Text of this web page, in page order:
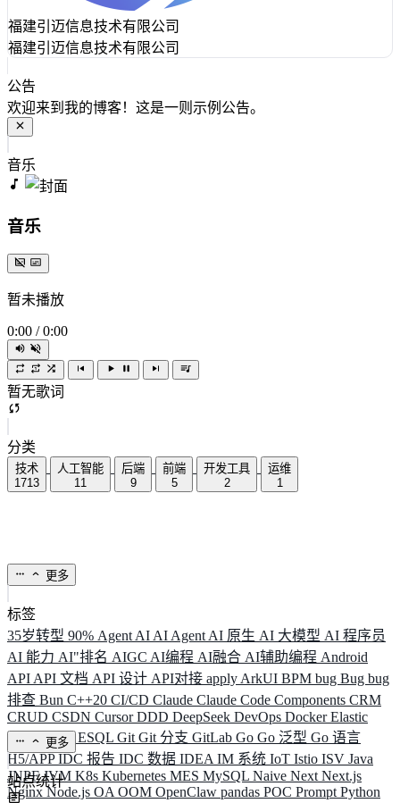
福建引迈信息技术有限公司
福建引迈信息技术有限公司
公告
欢迎来到我的博客！这是一则示例公告。
音乐
音乐
暂未播放
0:00 / 0:00
暂无歌词
分类
技术
1713
人工智能
11
后端
9
前端
5
开发工具
2
运维
1
更多
标签
35岁转型 90% Agent AI AI Agent AI 原生 AI 大模型 AI 程序员
AI 能力 AI"排名 AIGC AI编程 AI融合 AI辅助编程 Android
API API 文档 API 设计 API对接 apply ArkUI BPM bug Bug bug
排查 Bun C++20 CI/CD Claude Claude Code Components CRM
CRUD CSDN CursorDDD DeepSeek DevOps DockerElastic
ELK ElysiaESQL Git Git 分支 GitLab Go Go 泛型 Go 语言
H5/APPIDC 报告 IDC 数据 IDEA IM 系统 IoT Istio ISV Java
JNPFJVM K8s Kubernetes MES MySQL Naive Next Next.js
NginxNode.js OA OOM OpenClaw pandas POC Prompt Python
更多
站点统计